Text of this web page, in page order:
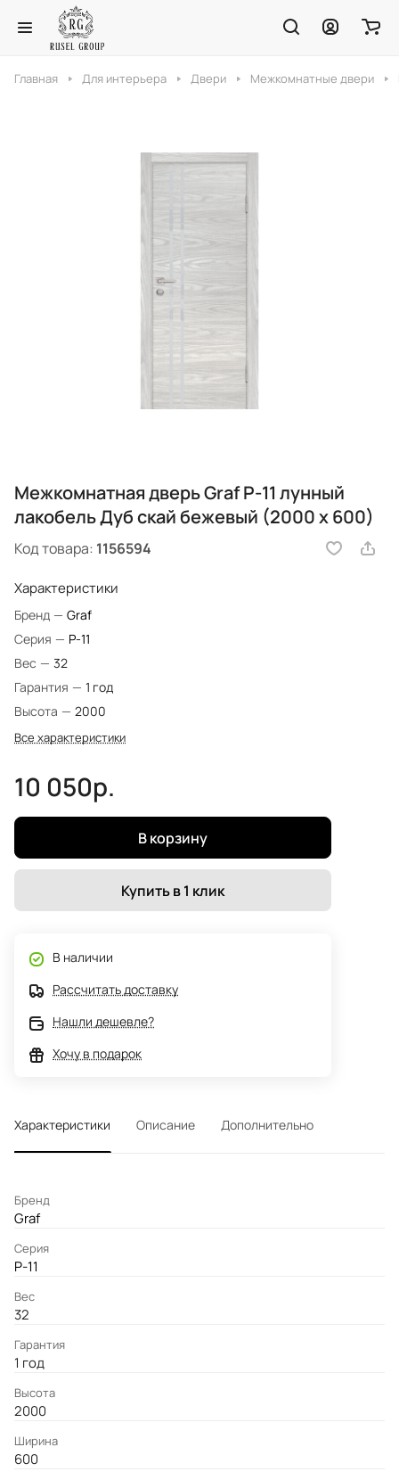
Главная Для интерьера Двери Межкомнатные двери
Межкомнатная дверь Graf P-11 лунный
лакобель Дуб скай бежевый (2000 х 600)
Код товара: 1156594
Характеристики
Бренд — Graf
Серия — P-11
Вес — 32
Гарантия — 1 год
Высота — 2000
Все характеристики
10 050р.
В корзину
Купить в 1 клик
В наличии
Рассчитать доставку
Нашли дешевле?
Хочу в подарок
Характеристики Описание Дополнительно
Бренд
Graf
Серия
P-11
Вес
32
Гарантия
1 год
Высота
2000
Ширина
600